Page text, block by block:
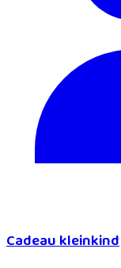
Cadeau kleinkind